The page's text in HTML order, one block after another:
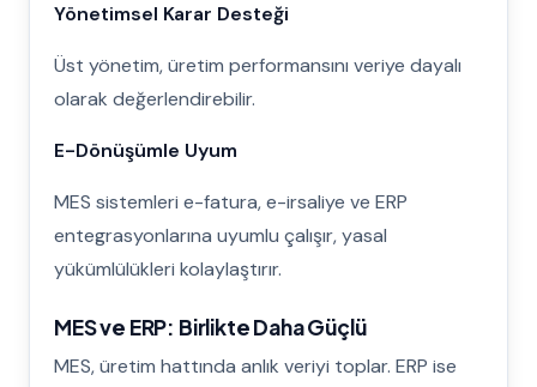
Yönetimsel Karar Desteği
Üst yönetim, üretim performansını veriye dayalı
olarak değerlendirebilir.
E-Dönüşümle Uyum
MES sistemleri e-fatura, e-irsaliye ve ERP
entegrasyonlarına uyumlu çalışır, yasal
yükümlülükleri kolaylaştırır.
MES ve ERP: Birlikte Daha Güçlü
MES, üretim hattında anlık veriyi toplar. ERP ise